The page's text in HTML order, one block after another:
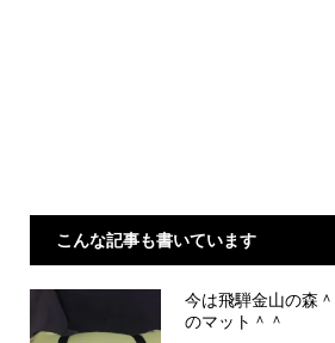
こんな記事も書いています
今は飛騨金山の森
のマット＾＾